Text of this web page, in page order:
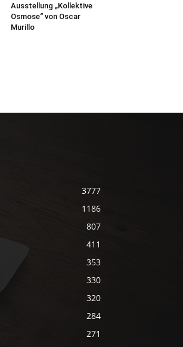
Ausstellung „Kollektive
Osmose“ von Oscar
Murillo
3777
1186
807
411
353
330
320
284
271